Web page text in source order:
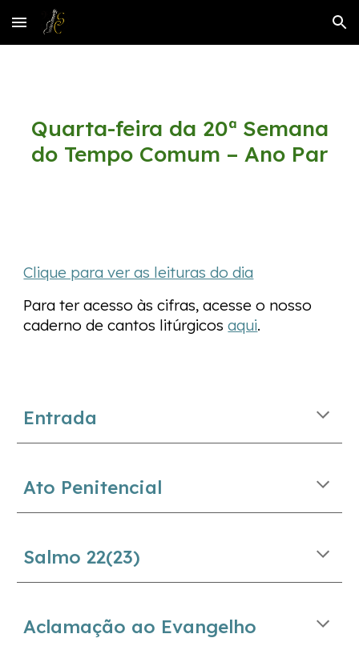
Skip to main content Skip to navigation
Quarta-feira da 20ª Semana
do Tempo Comum – Ano Par
Clique para ver as leituras do dia
Para ter acesso às cifras, acesse o nosso
caderno de cantos litúrgicos aqui.
Entrada
Ato Penitencial
Salmo 22(23)
Aclamação ao Evangelho